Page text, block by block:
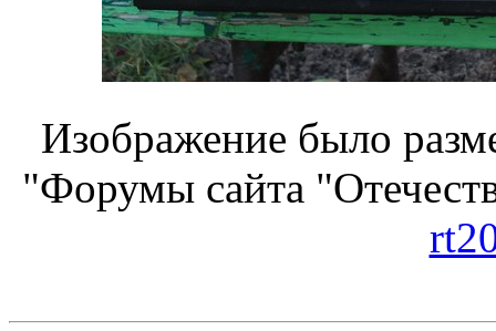
Изображение было
"Форумы сайта